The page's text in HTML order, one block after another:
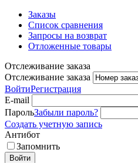
Заказы
Список сравнения
Запросы на возврат
Отложенные товары
Отслеживание заказа
Отслеживание заказа
ВойтиРегистрация
E-mail
ПарольЗабыли пароль?
Создать учетную запись
Антибот
Запомнить
Войти